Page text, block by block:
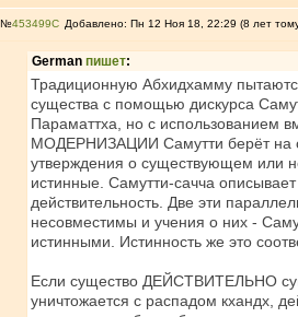
№453499 Добавлено: Пн 12 Ноя 18, 22:29 (8 лет
German пишет:
Традиционную Абхидхамму
существа с помощью дискурса
Параматтха, но с использованием
МОДЕРНИЗАЦИИ Самутти берёт на
утверждения о существующем или
истинные. Самутти-сачча
действительность. Две эти
несовместимы и учения о них -
истинными. Истинность же это
Если существо ДЕЙСТВИТЕЛЬНО
уничтожается с распадом кхандх,